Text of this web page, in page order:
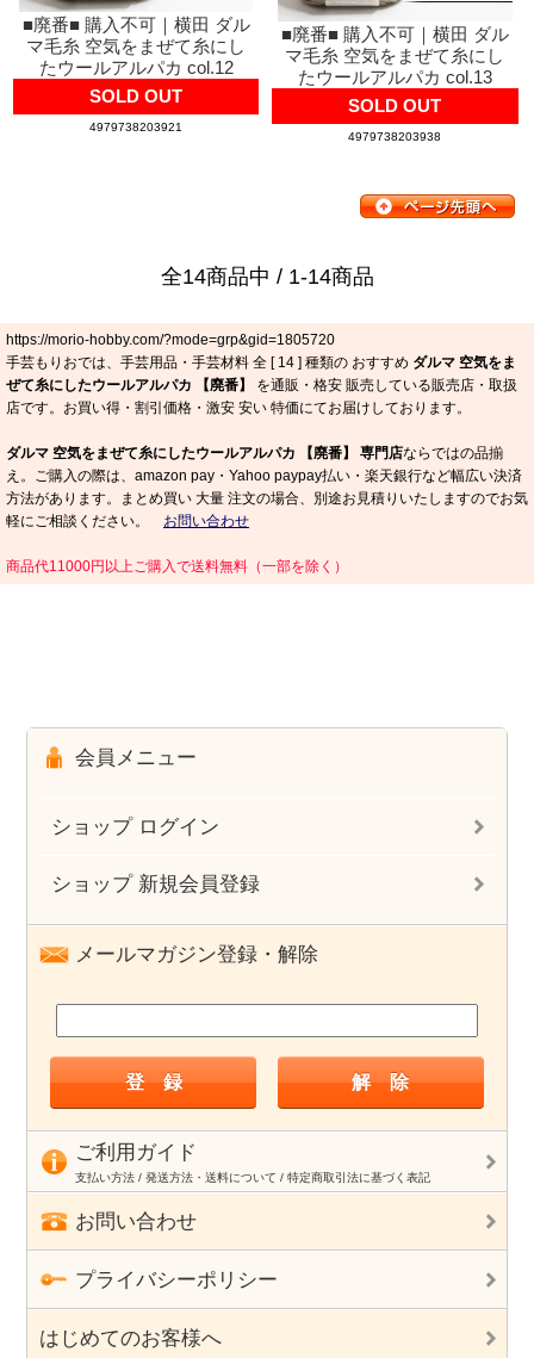
■廃番■ 購入不可｜横田 ダル
マ毛糸 空気をまぜて糸にし
たウールアルパカ col.12
SOLD OUT
4979738203921
■廃番■ 購入不可｜横田 ダル
マ毛糸 空気をまぜて糸にし
たウールアルパカ col.13
SOLD OUT
4979738203938
全14商品中 / 1-14商品
https://morio-hobby.com/?mode=grp&gid=1805720
手芸もりおでは、手芸用品・手芸材料 全 [ 14 ] 種類の おすすめ ダルマ 空気をま
ぜて糸にしたウールアルパカ 【廃番】
を通販・格安 販売している販売店・取扱
店です。お買い得・割引価格・激安 安い 特価にてお届けしております。
ダルマ 空気をまぜて糸にしたウールアルパカ 【廃番】 専門店ならではの品揃
え。ご購入の際は、amazon pay・Yahoo paypay払い・楽天銀行など幅広い決済
方法があります。まとめ買い 大量 注文の場合、別途お見積りいたしますのでお気
軽にご相談ください。 お問い合わせ
商品代11000円以上ご購入で送料無料（一部を除く）
会員メニュー
ショップ ログイン
ショップ 新規会員登録
メールマガジン登録・解除
ご利用ガイド
支払い方法 / 発送方法・送料について / 特定商取引法に基づく表記
お問い合わせ
プライバシーポリシー
はじめてのお客様へ